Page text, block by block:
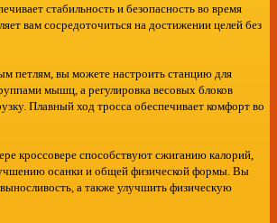
стабильность и безопасность во время
вам сосредоточиться на достижении целей без
петлям, вы можете настроить станцию для
мышц, а регулировка весовых блоков
Плавный ход тросса обеспечивает комфорт во
кроссовере способствуют сжиганию калорий,
осанки и общей физической формы. Вы
а также улучшить физическую